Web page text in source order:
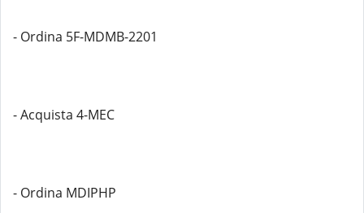
- Ordina 5F-MDMB-2201
- Acquista 4-MEC
- Ordina MDIPHP